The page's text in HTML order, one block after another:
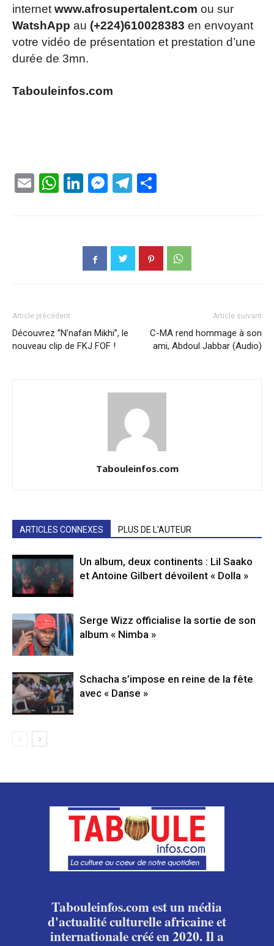
internet www.afrosupertalent.com ou sur
WatshApp au (+224)610028383 en envoyant
votre vidéo de présentation et prestation d’une
durée de 3mn.
Tabouleinfos.com
EmailWhatsApp
LinkedIn
Messenger
Telegram
Article précédent
Découvrez ‘’N’nafan Mikhi’’, le
nouveau clip de FKJ FOF !
Article suivant
C-MA rend hommage à son
ami, Abdoul Jabbar (Audio)
Tabouleinfos.com
ARTICLES CONNEXES PLUS DE L'AUTEUR
Un album, deux continents : Lil Saako
et Antoine Gilbert dévoilent « Dolla »
Serge Wizz officialise la sortie de son
album « Nimba »
Schacha s’impose en reine de la fête
avec « Danse »
Tabouleinfos.com est un média
d'actualité culturelle africaine et
internationale créé en 2020. Il a